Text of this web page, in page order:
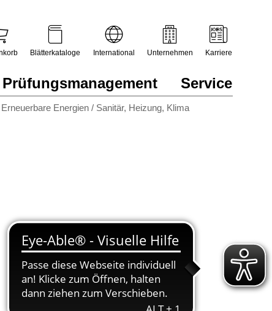
Erneuerbare Energien / Sanitär, Heizung, Klima
Prüfungsmanagement Service
Blätterkataloge International Unternehmen Karriere